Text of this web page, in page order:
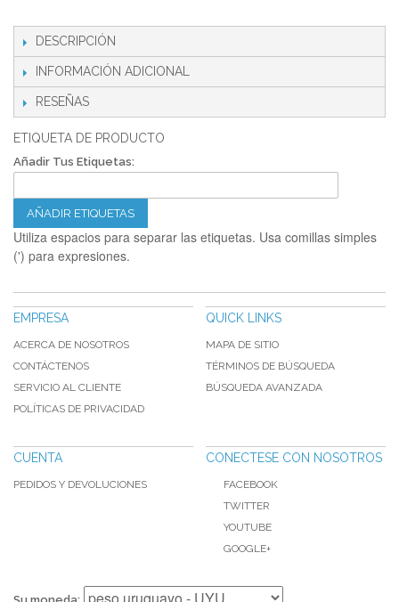
DESCRIPCIÓN
INFORMACIÓN ADICIONAL
RESEÑAS
ETIQUETA DE PRODUCTO
Añadir Tus Etiquetas:
AÑADIR ETIQUETAS
Utiliza espacios para separar las etiquetas. Usa comillas simples
(') para expresiones.
EMPRESA
ACERCA DE NOSOTROS
CONTÁCTENOS
SERVICIO AL CLIENTE
POLÍTICAS DE PRIVACIDAD
QUICK LINKS
MAPA DE SITIO
TÉRMINOS DE BÚSQUEDA
BÚSQUEDA AVANZADA
CUENTA
PEDIDOS Y DEVOLUCIONES
CONECTESE CON NOSOTROS
FACEBOOK
TWITTER
YOUTUBE
GOOGLE+